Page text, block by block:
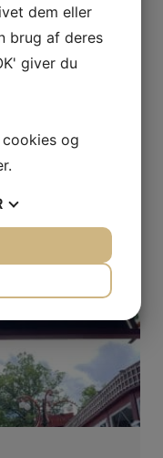
Vi følte os
Vi har set hvor
dem eller
brug af deres
giver du
og
.
STATISTIK